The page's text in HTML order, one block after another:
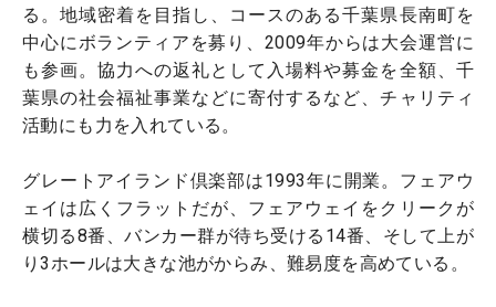
る。地域密着を目指し、コースのある千葉県長南町を
中心にボランティアを募り、2009年からは大会運営に
も参画。協力への返礼として入場料や募金を全額、千
葉県の社会福祉事業などに寄付するなど、チャリティ
活動にも力を入れている。
グレートアイランド倶楽部は1993年に開業。フェアウ
ェイは広くフラットだが、フェアウェイをクリークが
横切る8番、バンカー群が待ち受ける14番、そして上が
り3ホールは大きな池がからみ、難易度を高めている。